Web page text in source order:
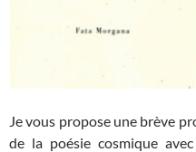
Je vous propose une brève
de la poésie cosmique